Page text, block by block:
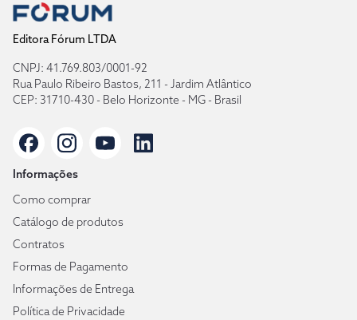
Editora Fórum LTDA
CNPJ: 41.769.803/0001-92
Rua Paulo Ribeiro Bastos, 211 - Jardim Atlântico
CEP: 31710-430 - Belo Horizonte - MG - Brasil
Informações
Como comprar
Catálogo de produtos
Contratos
Formas de Pagamento
Informações de Entrega
Política de Privacidade